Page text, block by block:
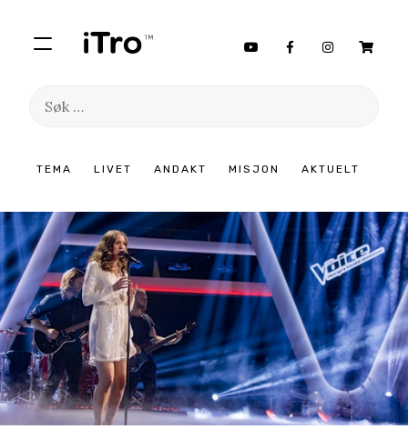
TEMA LIVET ANDAKT MISJON AKTUELT
Søk
innhold